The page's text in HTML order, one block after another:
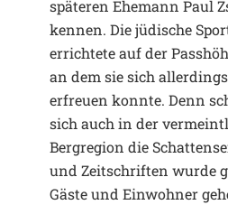
späteren Ehemann Paul
kennen. Die jüdische
errichtete auf der
an dem sie sich
erfreuen konnte. Denn
sich auch in der
Bergregion die
und Zeitschriften wurde
Gäste und Einwohner